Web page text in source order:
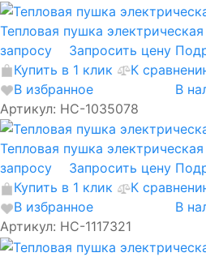
Тепловая пушка
запросу
Запросить цену
Купить в 1 клик
К
В избранное
В
Артикул: НС-1035078
Тепловая пушка
запросу
Запросить цену
Купить в 1 клик
К
В избранное
В
Артикул: НС-1117321